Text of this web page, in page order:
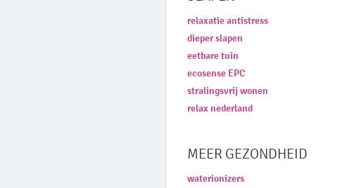
relaxatie antistress
dieper slapen
eetbare tuin
ecosense EPC
stralingsvrij wonen
relax nederland
MEER GEZONDHEID
waterionizers